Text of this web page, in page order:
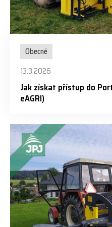
Obecné
13.3.2026
Jak získat přístup do
eAGRI)